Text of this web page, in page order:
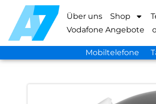
Über uns Shop
Vodafone Angebote
Mobiltelefone